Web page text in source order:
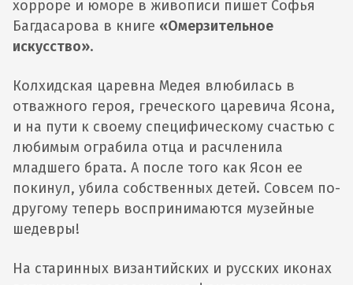
хорроре и юморе в живописи пишет Софья
Багдасарова в книге «Омерзительное
искусство».
Колхидская царевна Медея влюбилась в
отважного героя, греческого царевича Ясона,
и на пути к своему специфическому счастью с
любимым ограбила отца и расчленила
младшего брата. А после того как Ясон ее
покинул, убила собственных детей. Совсем по-
другому теперь воспринимаются музейные
шедевры!
На старинных византийских и русских иконах